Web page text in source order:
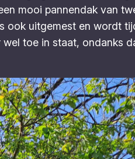
mooi pannendak van
ook uitgemest en wordt
toe in staat, ondanks